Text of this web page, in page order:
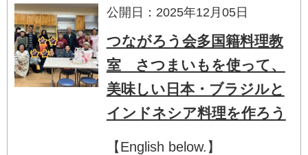
公開日：2025年12月05日
つながろう会多国籍料理教
室 さつまいもを使って、
美味しい日本・ブラジルと
インドネシア料理を作ろう
【English below.】